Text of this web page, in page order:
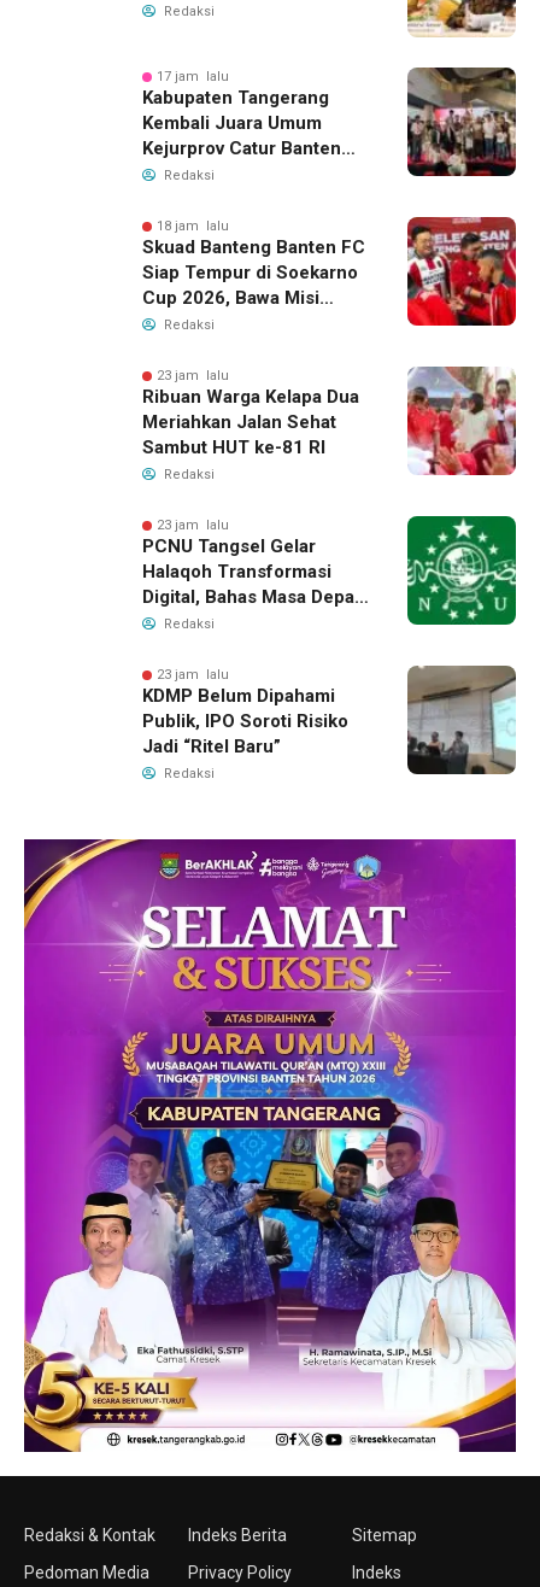
Redaksi
17 jam lalu
Kabupaten Tangerang
Kembali Juara Umum
Kejurprov Catur Banten
2026, Raih 24 Medali
Redaksi
18 jam lalu
Skuad Banteng Banten FC
Siap Tempur di Soekarno
Cup 2026, Bawa Misi
Harumkan Nama Banten
Redaksi
23 jam lalu
Ribuan Warga Kelapa Dua
Meriahkan Jalan Sehat
Sambut HUT ke-81 RI
Redaksi
23 jam lalu
PCNU Tangsel Gelar
Halaqoh Transformasi
Digital, Bahas Masa Depan
NU di Era Disrupsi
Redaksi
23 jam lalu
KDMP Belum Dipahami
Publik, IPO Soroti Risiko
Jadi “Ritel Baru”
Redaksi
Redaksi & Kontak
Pedoman Media
Indeks Berita
Privacy Policy
Sitemap
Indeks